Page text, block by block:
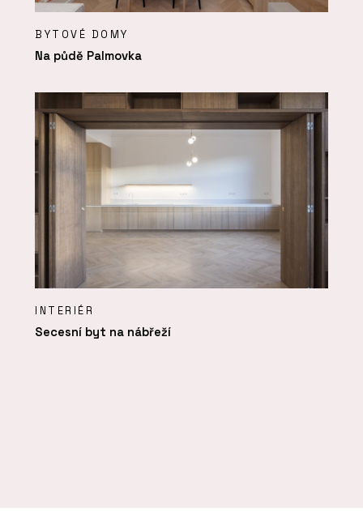
BYTOVÉ DOMY
Na půdě Palmovka
INTERIÉR
Secesní byt na nábřeží